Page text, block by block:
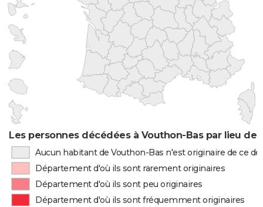
Les personnes décédées à Vouthon-Bas par lieu de
Aucun habitant de Vouthon-Bas n'est originaire de ce
Département d'où ils sont rarement originaires
Département d'où ils sont peu originaires
Département d'où ils sont fréquemment originaires